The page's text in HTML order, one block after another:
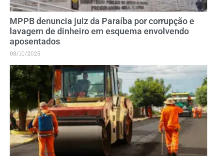
MPPB denuncia juiz da Paraíba por corrupção e
lavagem de dinheiro em esquema envolvendo
aposentados
08/10/2025